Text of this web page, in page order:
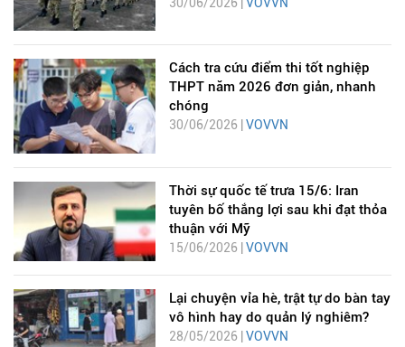
Cách tra cứu điểm thi tốt nghiệp
THPT năm 2026 đơn giản, nhanh
chóng
30/06/2026 | VOVVN
Thời sự quốc tế trưa 15/6: Iran
tuyên bố thắng lợi sau khi đạt thỏa
thuận với Mỹ
15/06/2026 | VOVVN
Lại chuyện vỉa hè, trật tự do bàn tay
vô hình hay do quản lý nghiêm?
28/05/2026 |VOVVN